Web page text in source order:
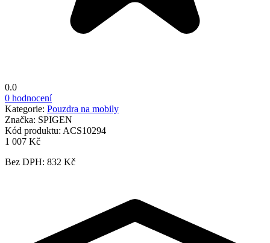
0.0
0 hodnocení
Kategorie: Pouzdra na mobily
Značka: SPIGEN
Kód produktu: ACS10294
1 007 Kč
Bez DPH: 832 Kč